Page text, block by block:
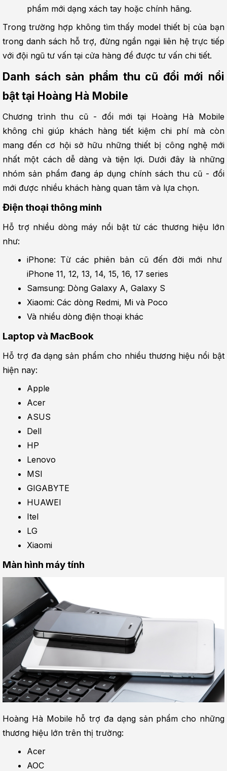
phẩm mới dạng xách tay hoặc chính hãng.
Trong trường hợp không tìm thấy model thiết bị của bạn
trong danh sách hỗ trợ, đừng ngần ngại liên hệ trực tiếp
với đội ngũ tư vấn tại cửa hàng để được tư vấn chi tiết.
Danh sách sản phẩm thu cũ đổi mới nổi
bật tại Hoàng Hà Mobile
Chương trình thu cũ - đổi mới tại Hoàng Hà Mobile
không chỉ giúp khách hàng tiết kiệm chi phí mà còn
mang đến cơ hội sở hữu những thiết bị công nghệ mới
nhất một cách dễ dàng và tiện lợi. Dưới đây là những
nhóm sản phẩm đang áp dụng chính sách thu cũ - đổi
mới được nhiều khách hàng quan tâm và lựa chọn.
Điện thoại thông minh
Hỗ trợ nhiều dòng máy nổi bật từ các thương hiệu lớn
như:
iPhone: Từ các phiên bản cũ đến đời mới như
iPhone 11, 12, 13, 14, 15, 16, 17 series
Samsung: Dòng Galaxy A, Galaxy S
Xiaomi: Các dòng Redmi, Mi và Poco
Và nhiều dòng điện thoại khác
Laptop và MacBook
Hỗ trợ đa dạng sản phẩm cho nhiều thương hiệu nổi bật
hiện nay:
Apple
Acer
ASUS
Dell
HP
Lenovo
MSI
GIGABYTE
HUAWEI
Itel
LG
Xiaomi
Màn hình máy tính
Hoàng Hà Mobile hỗ trợ đa dạng sản phẩm cho những
thương hiệu lớn trên thị trường:
Acer
AOC